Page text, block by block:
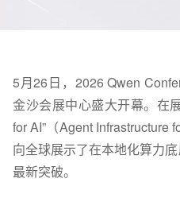
5月26日， 2026 Qwen
金沙会展中心盛大开幕。在
for AI”（Agent Infrastructure
向全球展示了在本地化算力
最新突破。